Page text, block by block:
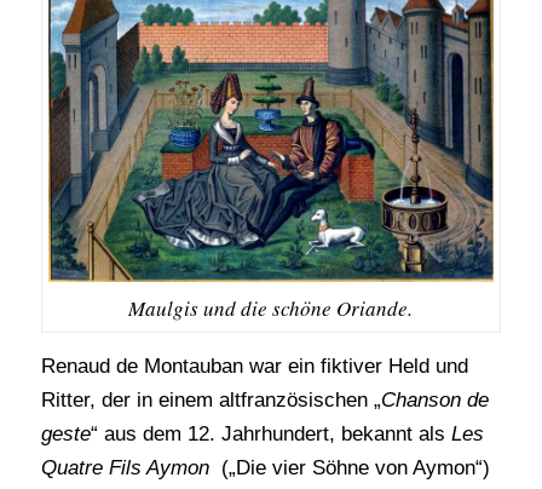
Maulgis und die schöne Oriande.
Renaud de Montauban war ein fiktiver Held und
Ritter, der in einem altfranzösischen „Chanson de
geste“ aus dem 12. Jahrhundert, bekannt als Les
Quatre Fils Aymon („Die vier Söhne von Aymon“)